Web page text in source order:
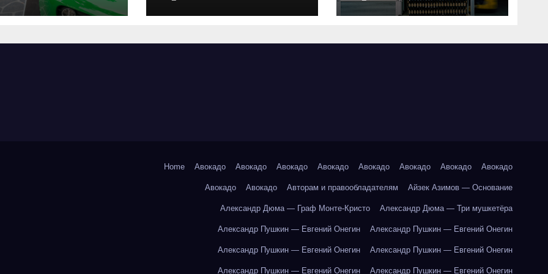
запчастей и
выполнения работ
критерии подбора
Home Авокадо Авокадо Авокадо Авокадо Авокадо Авокадо Авокадо Авокадо
Авокадо Авокадо Авторам и правообладателям Айзек Азимов — Основание
Александр Дюма — Граф Монте-Кристо Александр Дюма — Три мушкетёра
Александр Пушкин — Евгений Онегин Александр Пушкин — Евгений Онегин
Александр Пушкин — Евгений Онегин Александр Пушкин — Евгений Онегин
Александр Пушкин — Евгений Онегин Александр Пушкин — Евгений Онегин